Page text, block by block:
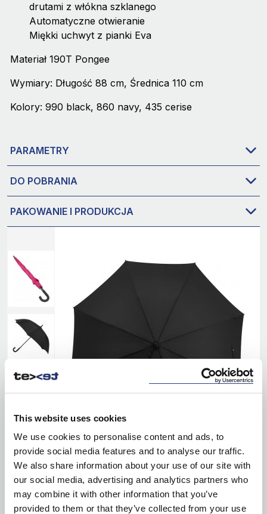
This website uses cookies
We use cookies to personalise content and ads, to
provide social media features and to analyse our traffic.
We also share information about your use of our site with
our social media, advertising and analytics partners who
may combine it with other information that you’ve
provided to them or that they’ve collected from your use
drutami z włókna szklanego
Automatyczne otwieranie
Miękki uchwyt z pianki Eva
Materiał 190T Pongee
Wymiary: Długość 88 cm, Średnica 110 cm
Kolory: 990 black, 860 navy, 435 cerise
PARAMETRY
DO POBRANIA
PAKOWANIE I PRODUKCJA